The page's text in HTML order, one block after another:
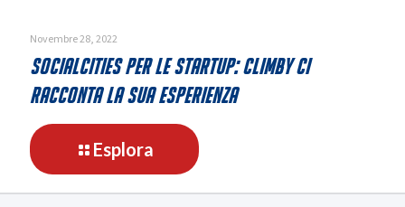
consiglio
nazionale
Assintel
Novembre 28, 2022
SocialCities per le startup: Climby ci
racconta la sua esperienza
Esplora
SocialCities
per